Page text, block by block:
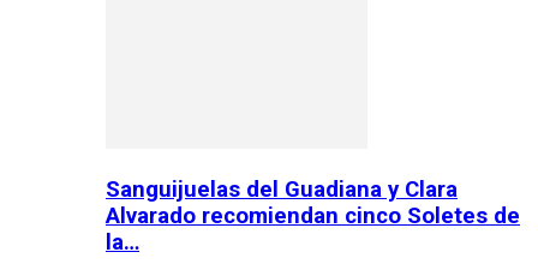
Sanguijuelas del Guadiana y Clara
Alvarado recomiendan cinco Soletes de
la…